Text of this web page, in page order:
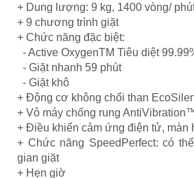
+ Dung lượng: 9 kg, 1400 vòng/
+ 9 chương trình giặt
+ Chức năng đặc biệt:
- Active OxygenTM Tiêu diệt
- Giặt nhanh 59 phút
- Giặt khô
+ Động cơ không chổi than
+ Vỏ máy chống rung
+ Điều khiển cảm ứng điện tử, màn
+ Chức năng SpeedPerfect: có
gian giặt
+ Hẹn giờ